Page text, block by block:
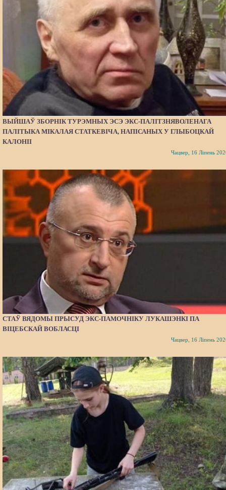
ВЫЙШАЎ ЗБОРНІК ТУРЭМНЫХ ЭСЭ ЭКС-ПАЛІТЗНЯВОЛЕНАГА
ПАЛІТЫКА МІКАЛАЯ СТАТКЕВІЧА, НАПІСАНЫХ У ГЛЫБОЦКАЙ
КАЛОНІІ
Чацвер, 16 Ліпень
СТАЎ ВЯДОМЫ ПРЫСУД ЭКС-ПАМОЧНІКУ ЛУКАШЭНКІ ПА
ВІЦЕБСКАЙ ВОБЛАСЦІ
Чацвер, 16 Ліпень